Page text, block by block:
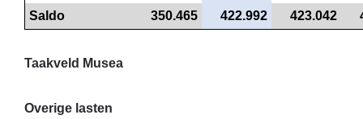
Saldo
350.465 422.992 423.042
Taakveld Musea
Overige lasten